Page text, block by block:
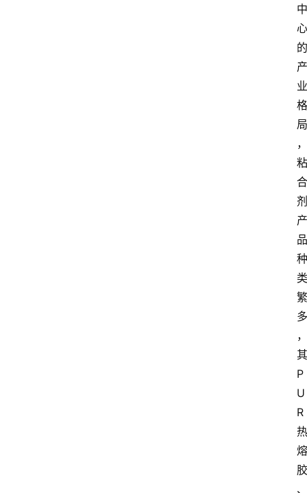
中
心
的
产
业
格
局
，
粘
合
剂
产
品
种
类
繁
多
，
其
P
U
R
热
熔
胶
、